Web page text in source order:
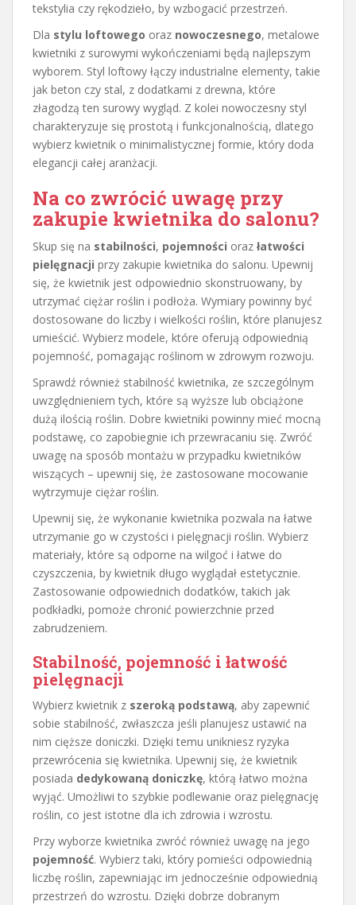
tekstylia czy rękodzieło, by wzbogacić przestrzeń.
Dla stylu loftowego oraz nowoczesnego, metalowe
kwietniki z surowymi wykończeniami będą najlepszym
wyborem. Styl loftowy łączy industrialne elementy, takie
jak beton czy stal, z dodatkami z drewna, które
złagodzą ten surowy wygląd. Z kolei nowoczesny styl
charakteryzuje się prostotą i funkcjonalnością, dlatego
wybierz kwietnik o minimalistycznej formie, który doda
elegancji całej aranżacji.
Na co zwrócić uwagę przy
zakupie kwietnika do salonu?
Skup się na stabilności, pojemności oraz łatwości
pielęgnacji przy zakupie kwietnika do salonu. Upewnij
się, że kwietnik jest odpowiednio skonstruowany, by
utrzymać ciężar roślin i podłoża. Wymiary powinny być
dostosowane do liczby i wielkości roślin, które planujesz
umieścić. Wybierz modele, które oferują odpowiednią
pojemność, pomagając roślinom w zdrowym rozwoju.
Sprawdź również stabilność kwietnika, ze szczególnym
uwzględnieniem tych, które są wyższe lub obciążone
dużą ilością roślin. Dobre kwietniki powinny mieć mocną
podstawę, co zapobiegnie ich przewracaniu się. Zwróć
uwagę na sposób montażu w przypadku kwietników
wiszących – upewnij się, że zastosowane mocowanie
wytrzymuje ciężar roślin.
Upewnij się, że wykonanie kwietnika pozwala na łatwe
utrzymanie go w czystości i pielęgnacji roślin. Wybierz
materiały, które są odporne na wilgoć i łatwe do
czyszczenia, by kwietnik długo wyglądał estetycznie.
Zastosowanie odpowiednich dodatków, takich jak
podkładki, pomoże chronić powierzchnie przed
zabrudzeniem.
Stabilność, pojemność i łatwość
pielęgnacji
Wybierz kwietnik z szeroką podstawą, aby zapewnić
sobie stabilność, zwłaszcza jeśli planujesz ustawić na
nim cięższe doniczki. Dzięki temu unikniesz ryzyka
przewrócenia się kwietnika. Upewnij się, że kwietnik
posiada dedykowaną doniczkę, którą łatwo można
wyjąć. Umożliwi to szybkie podlewanie oraz pielęgnację
roślin, co jest istotne dla ich zdrowia i wzrostu.
Przy wyborze kwietnika zwróć również uwagę na jego
pojemność. Wybierz taki, który pomieści odpowiednią
liczbę roślin, zapewniając im jednocześnie odpowiednią
przestrzeń do wzrostu. Dzięki dobrze dobranym